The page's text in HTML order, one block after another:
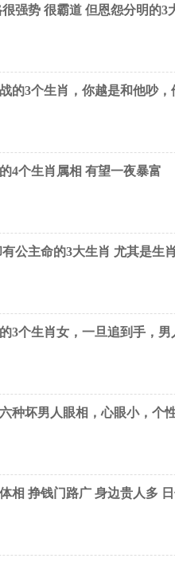
强势 很霸道 但恩怨分明的3
的3个生肖，你越是和他吵，
4个生肖属相 有望一夜暴富
公主命的3大生肖 尤其是生
3个生肖女，一旦追到手，
种坏男人眼相，心眼小，个
相 挣钱门路广 身边贵人多